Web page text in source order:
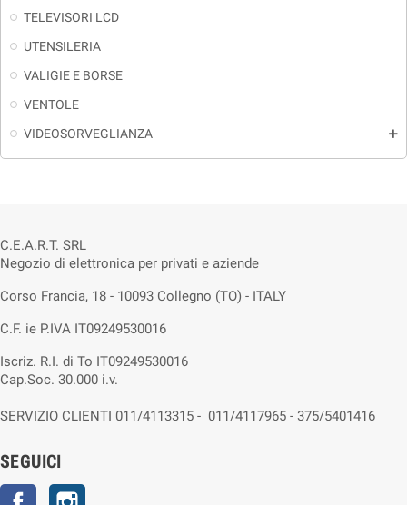
TELEVISORI LCD
UTENSILERIA
VALIGIE E BORSE
VENTOLE
VIDEOSORVEGLIANZA
add
C.E.A.R.T. SRL
Negozio di elettronica per privati e aziende
Corso Francia, 18 - 10093 Collegno (TO) - ITALY
C.F. ie P.IVA IT09249530016
Iscriz. R.I. di To IT09249530016
Cap.Soc. 30.000 i.v.
SERVIZIO CLIENTI 011/4113315 - 011/4117965 - 375/5401416
SEGUICI
Facebook